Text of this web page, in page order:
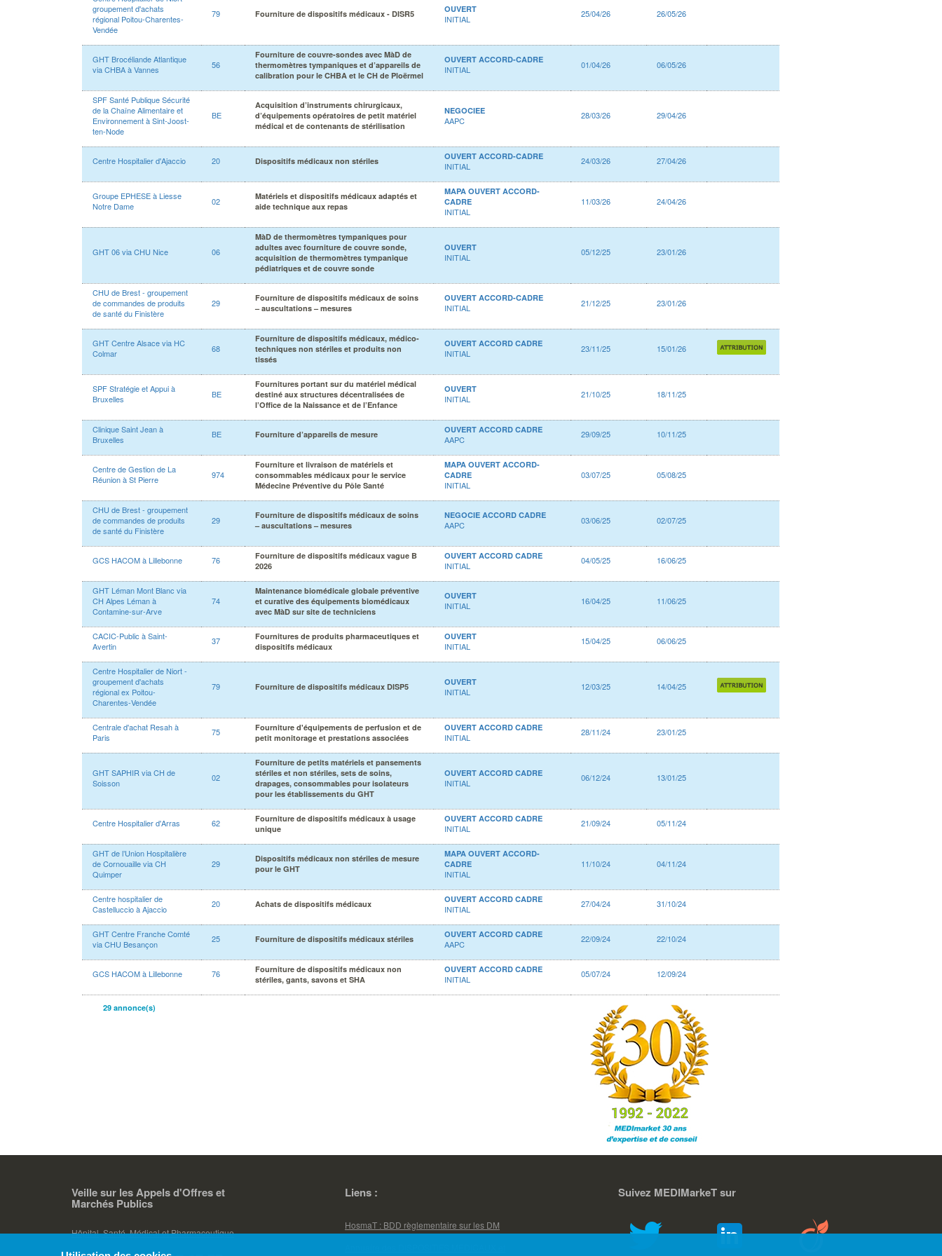
groupement d'achats
régional Poitou-Charentes-
Vendée
79 Fourniture de dispositifs médicaux - DISR5 OUVERT
INITIAL 25/04/26 26/05/26
GHT Brocéliande Atlantique
via CHBA à Vannes
56
Fourniture de couvre-sondes avec MàD de
thermomètres tympaniques et d’appareils de
calibration pour le CHBA et le CH de Ploërmel
OUVERT ACCORD-CADRE
INITIAL 01/04/26 06/05/26
SPF Santé Publique Sécurité
de la Chaîne Alimentaire et
Environnement à Sint-Joost-
ten-Node
BE
Acquisition d’instruments chirurgicaux,
d’équipements opératoires de petit matériel
médical et de contenants de stérilisation
NEGOCIEE
AAPC 28/03/26 29/04/26
Centre Hospitalier d'Ajaccio 20 Dispositifs médicaux non stériles OUVERT ACCORD-CADRE
INITIAL 24/03/26 27/04/26
Groupe EPHESE à Liesse
Notre Dame
02
Matériels et dispositifs médicaux adaptés et
aide technique aux repas
MAPA OUVERT ACCORD-
CADRE
INITIAL
11/03/26 24/04/26
GHT 06 via CHU Nice 06
MàD de thermomètres tympaniques pour
adultes avec fourniture de couvre sonde,
acquisition de thermomètres tympanique
pédiatriques et de couvre sonde
OUVERT
INITIAL 05/12/25 23/01/26
CHU de Brest - groupement
de commandes de produits
de santé du Finistère
29
Fourniture de dispositifs médicaux de soins
– auscultations – mesures
OUVERT ACCORD-CADRE
INITIAL 21/12/25 23/01/26
GHT Centre Alsace via HC
Colmar
68
Fourniture de dispositifs médicaux, médico-
techniques non stériles et produits non
tissés
OUVERT ACCORD CADRE
INITIAL 23/11/25 15/01/26
SPF Stratégie et Appui à
Bruxelles
BE
Fournitures portant sur du matériel médical
destiné aux structures décentralisées de
l’Office de la Naissance et de l’Enfance
OUVERT
INITIAL 21/10/25 18/11/25
Clinique Saint Jean à
Bruxelles
BE Fourniture d’appareils de mesure OUVERT ACCORD CADRE
AAPC 29/09/25 10/11/25
Centre de Gestion de La
Réunion à St Pierre
974
Fourniture et livraison de matériels et
consommables médicaux pour le service
Médecine Préventive du Pôle Santé
MAPA OUVERT ACCORD-
CADRE
INITIAL
03/07/25 05/08/25
CHU de Brest - groupement
de commandes de produits
de santé du Finistère
29
Fourniture de dispositifs médicaux de soins
– auscultations – mesures
NEGOCIE ACCORD CADRE
AAPC 03/06/25 02/07/25
GCS HACOM à Lillebonne 76
Fourniture de dispositifs médicaux vague B
2026
OUVERT ACCORD CADRE
INITIAL 04/05/25 16/06/25
GHT Léman Mont Blanc via
CH Alpes Léman à
Contamine-sur-Arve
74
Maintenance biomédicale globale préventive
et curative des équipements biomédicaux
avec MàD sur site de techniciens
OUVERT
INITIAL 16/04/25 11/06/25
CACIC-Public à Saint-
Avertin
37
Fournitures de produits pharmaceutiques et
dispositifs médicaux
OUVERT
INITIAL 15/04/25 06/06/25
Centre Hospitalier de Niort -
groupement d'achats
régional ex Poitou-
Charentes-Vendée
79 Fourniture de dispositifs médicaux DISP5 OUVERT
INITIAL 12/03/25 14/04/25
Centrale d'achat Resah à
Paris
75
Fourniture d'équipements de perfusion et de
petit monitorage et prestations associées
OUVERT ACCORD CADRE
INITIAL 28/11/24 23/01/25
GHT SAPHIR via CH de
Soisson
02
Fourniture de petits matériels et pansements
stériles et non stériles, sets de soins,
drapages, consommables pour isolateurs
pour les établissements du GHT
OUVERT ACCORD CADRE
INITIAL 06/12/24 13/01/25
Centre Hospitalier d'Arras 62
Fourniture de dispositifs médicaux à usage
unique
OUVERT ACCORD CADRE
INITIAL 21/09/24 05/11/24
GHT de l’Union Hospitalière
de Cornouaille via CH
Quimper
29
Dispositifs médicaux non stériles de mesure
pour le GHT
MAPA OUVERT ACCORD-
CADRE
INITIAL
11/10/24 04/11/24
Centre hospitalier de
Castelluccio à Ajaccio
20 Achats de dispositifs médicaux OUVERT ACCORD CADRE
INITIAL 27/04/24 31/10/24
GHT Centre Franche Comté
via CHU Besançon
25 Fourniture de dispositifs médicaux stériles OUVERT ACCORD CADRE
AAPC 22/09/24 22/10/24
GCS HACOM à Lillebonne 76
Fourniture de dispositifs médicaux non
stériles, gants, savons et SHA
OUVERT ACCORD CADRE
INITIAL 05/07/24 12/09/24
29 annonce(s)
Veille sur les Appels d'Offres et
Marchés Publics
Hôpital, Santé, Médical et Pharmaceutique
Liens :
HosmaT : BDD règlementaire sur les DM
Suivez MEDIMarkeT sur